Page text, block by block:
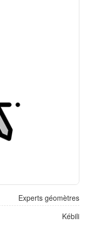
Experts géomètres
Kébili